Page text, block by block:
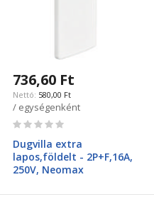
736,60 Ft
580,00 Ft
/ egységenként
Rating:
Dugvilla extra
lapos,földelt - 2P+F,16A,
250V, Neomax